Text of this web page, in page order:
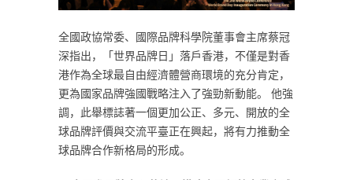
全國政協常委、國際品牌科學院董事會主席蔡冠
深指出，「世界品牌日」落戶香港，不僅是對香
港作為全球最自由經濟體營商環境的充分肯定，
更為國家品牌強國戰略注入了強勁新動能。 他強
調，此舉標誌著一個更加公正、多元、開放的全
球品牌評價與交流平臺正在興起，將有力推動全
球品牌合作新格局的形成。